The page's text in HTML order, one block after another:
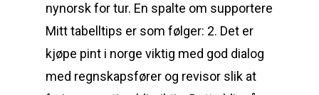
nynorsk for tur. En spalte om supportere
Mitt tabelltips er som følger: 2. Det er
kjøpe pint i norge viktig med god dialog
med regnskapsfører og revisor slik at